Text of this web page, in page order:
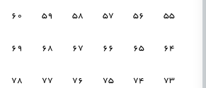
55
56
57
58
59
60
64
65
66
67
68
69
73
74
75
76
77
78